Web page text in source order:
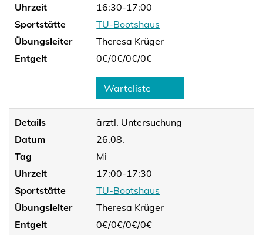
Uhrzeit
16:30-17:00
Sportstätte
TU-Bootshaus
Übungsleiter
Theresa Krüger
Entgelt
0€/0€/0€/0€
Warteliste
Details
ärztl. Untersuchung
Datum
26.08.
Tag
Mi
Uhrzeit
17:00-17:30
Sportstätte
TU-Bootshaus
Übungsleiter
Theresa Krüger
Entgelt
0€/0€/0€/0€